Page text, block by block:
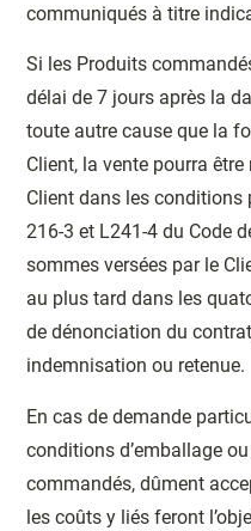
communiqués à titre
Si les Produits
délai de 7 jours après la
toute autre cause que la
Client, la vente pourra
Client dans les conditions
216-3 et L241-4 du Code
sommes versées par le
au plus tard dans les
de dénonciation du
indemnisation ou retenue.
En cas de demande
conditions d’emballage
commandés, dûment
les coûts y liés feront